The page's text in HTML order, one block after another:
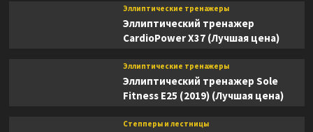
Эллиптические тренажеры
Эллиптический тренажер
CardioPower X37 (Лучшая цена)
Эллиптические тренажеры
Эллиптический тренажер Sole
Fitness E25 (2019) (Лучшая цена)
Степперы и лестницы